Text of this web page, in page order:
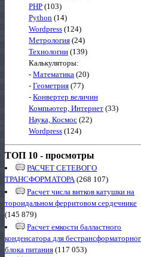
PHP (103)
Python (14)
Wordpress (124)
Метрология (24)
Технологии (139)
Калькуляторы:
- Математика (20)
- Геометрия (77)
- Конвертер величин
Компьютер, Интернет (33)
Наука, Космос (22)
Wordpress (124)
ТОП 10 - просмотры
РАСЧЕТ СЕТЕВОГО
ТРАНСФОРМАТОРА(268 107)
Расчет числа витков катушки на
тороидальном ферритовом сердечнике
(145 879)
Расчет емкости балластного
конденсатора для
блока питания (117 053)